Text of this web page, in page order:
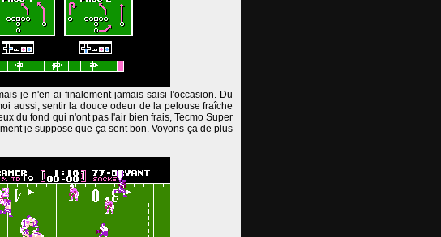
je n'en ai finalement jamais saisi l'occasion. Du
aussi, sentir la douce odeur de la pelouse fraîche
du fond qui n'ont pas l'air bien frais, Tecmo Super
je suppose que ça sent bon. Voyons ça de plus